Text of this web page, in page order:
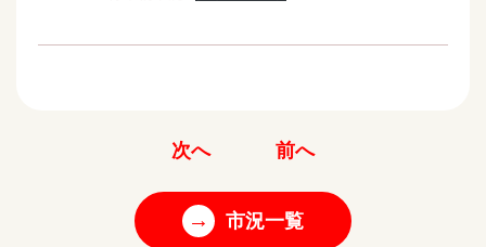
前へ
次へ
→ 市況一覧